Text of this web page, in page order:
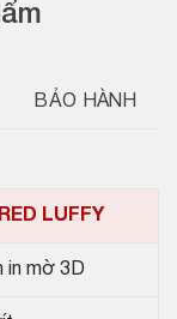
BẢO HÀNH
LUFFY
in mờ 3D